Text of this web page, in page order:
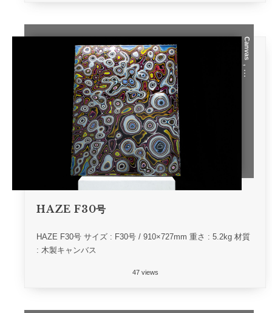
Canvas
, …
HAZE F30号
HAZE F30号 サイズ : F30号 / 910×727mm 重さ : 5.2kg 材質
: 木製キャンバス
47 views